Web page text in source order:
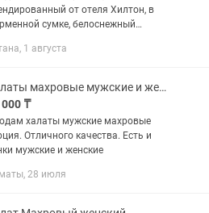
от отеля Хилтон, в
сумке, белоснежный
пушистыми тапочками, размер
в...
1 августа
Халаты махровые мужские и женские Акция!
000 ₸
халаты мужские махровые
Отличного качества. Есть и
мужские и женские
28 июля